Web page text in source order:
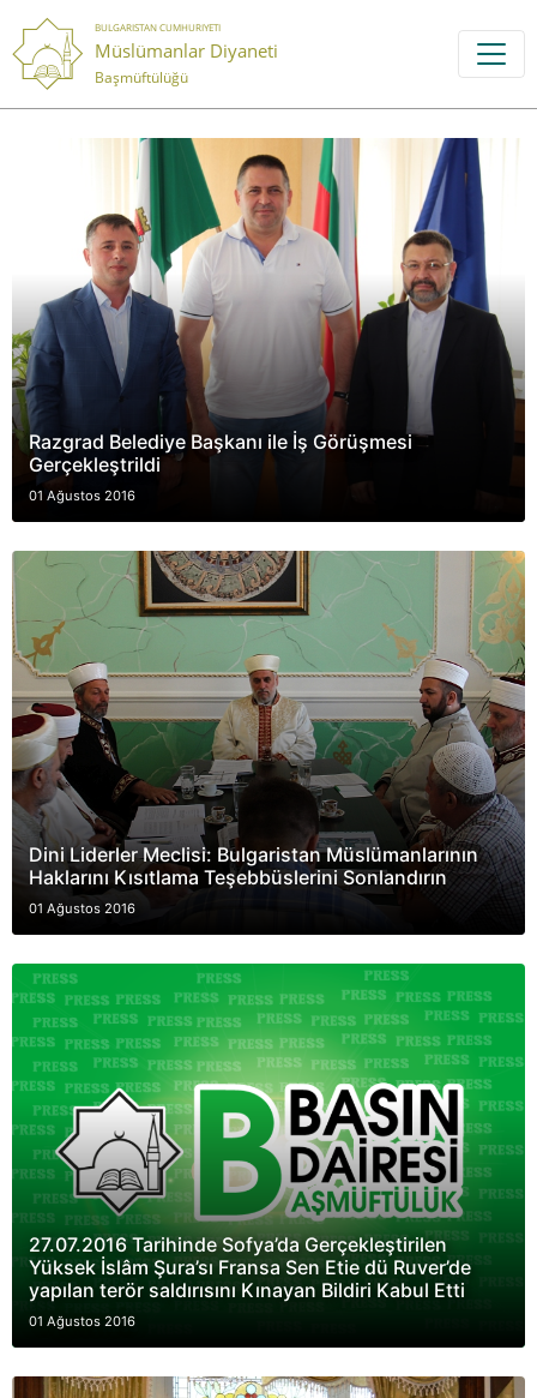
BULGARISTAN CUMHURIYETI
Müslümanlar Diyaneti
Başmüftülüğü
Razgrad Belediye Başkanı ile İş Görüşmesi
Gerçekleştrildi
01 Ağustos 2016
Dini Liderler Meclisi: Bulgaristan Müslümanlarının
Haklarını Kısıtlama Teşebbüslerini Sonlandırın
01 Ağustos 2016
27.07.2016 Tarihinde Sofya’da Gerçekleştirilen
Yüksek İslâm Şura’sı Fransa Sen Etie dü Ruver’de
yapılan terör saldırısını Kınayan Bildiri Kabul Etti
01 Ağustos 2016